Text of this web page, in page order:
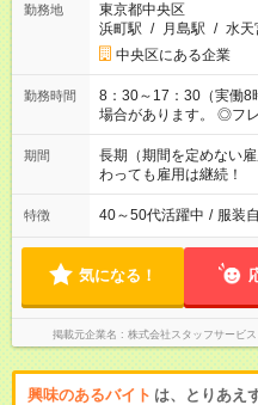
勤務地
東京都中央区
浜町駅 / 月島駅 / 水天
中央区にある企業
勤務時間
8：30～17：30（実働8
場合があります。 ◎フレックス勤務が可能な就業先もありま
す。 ◎今よりもさらに
改革に全社をあげて取
期間
長期（期間を定めない
わっても雇用は継続！
特徴 40～50代活躍中 / 服装
気になる！
掲載元企業名 株式会社スタッフサービ
興味のあるバイト は、とりあえ